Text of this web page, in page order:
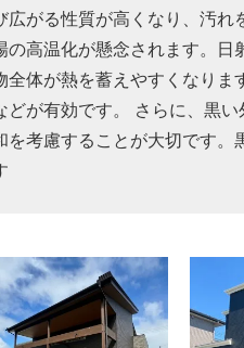
広がる性質が高くなり、汚
の高温化が懸念されます。
全体が熱を蓄えやすくなり
どが有効です。 さらに、黒
を考慮することが大切です